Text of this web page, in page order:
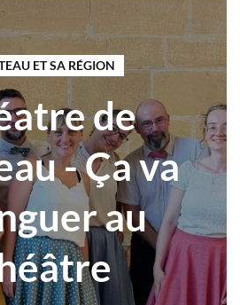
ET SA RÉGION
de
- Ça va
au